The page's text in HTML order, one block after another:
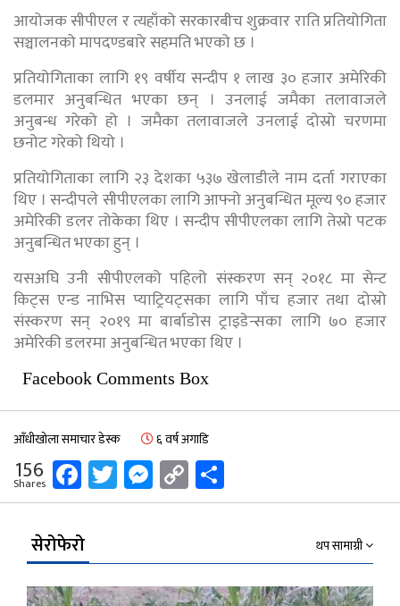
आयोजक सीपीएल र त्यहाँको सरकारबीच शुक्रवार राति प्रतियोगिता
सञ्चालनको मापदण्डबारे सहमति भएको छ ।
प्रतियोगिताका लागि १९ वर्षीय सन्दीप १ लाख ३० हजार अमेरिकी
डलमार अनुबन्धित भएका छन् । उनलाई जमैका तलावाजले
अनुबन्ध गरेको हो । जमैका तलावाजले उनलाई दोस्रो चरणमा
छनोट गरेको थियो ।
प्रतियोगिताका लागि २३ देशका ५३७ खेलाडीले नाम दर्ता गराएका
थिए । सन्दीपले सीपीएलका लागि आफ्नो अनुबन्धित मूल्य ९० हजार
अमेरिकी डलर तोकेका थिए । सन्दीप सीपीएलका लागि तेस्रो पटक
अनुबन्धित भएका हुन् ।
यसअघि उनी सीपीएलको पहिलो संस्करण सन् २०१८ मा सेन्ट
किट्स एन्ड नाभिस प्याट्रियट्सका लागि पाँच हजार तथा दोस्रो
संस्करण सन् २०१९ मा बार्बाडोस ट्राइडेन्सका लागि ७० हजार
अमेरिकी डलरमा अनुबन्धित भएका थिए ।
Facebook Comments Box
आँधीखोला समाचार डेस्क ६ वर्ष अगाडि
156
Shares Facebook
Twitter
Messenger
Copy
Link
सेरोफेरो थप सामाग्री